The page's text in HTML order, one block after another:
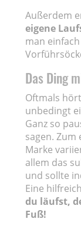
Außerdem
eigene
man
Das Ding
Oftmals
unbedingt
Ganz so
sagen. Zum
Marke
allem das
und sollte
Eine
du läufst,
Fuß!